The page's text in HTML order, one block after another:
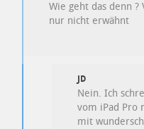
Wie geht das denn
nur nicht erwähnt
JD
Nein. Ich
vom iPad Pro
mit